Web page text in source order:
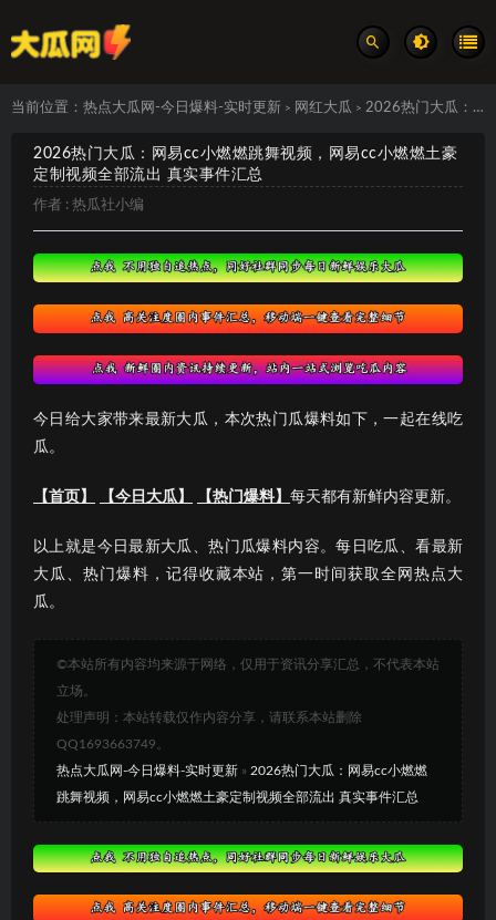
当前位置： 热点大瓜网-今日爆料-实时更新 > 网红大瓜 > 2026热门大瓜：网易cc小燃燃跳舞视频，网易cc小燃燃土豪定制视频全部流出 真实事件汇总
2026热门大瓜：网易cc小燃燃跳舞视频，网易cc小燃燃土豪
定制视频全部流出 真实事件汇总
作者 : 热瓜社小编
今日给大家带来最新大瓜，本次热门瓜爆料如下，一起在线吃
瓜。
【首页】 【今日大瓜】 【热门爆料】 每天都有新鲜内容更新。
以上就是今日最新大瓜、热门瓜爆料内容。每日吃瓜、看最新
大瓜、热门爆料，记得收藏本站，第一时间获取全网热点大
瓜。
©本站所有内容均来源于网络，仅用于资讯分享汇总，不代表本站
立场。
处理声明：本站转载仅作内容分享，请联系本站删除
QQ1693663749。
热点大瓜网-今日爆料-实时更新 » 2026热门大瓜：网易cc小燃燃
跳舞视频，网易cc小燃燃土豪定制视频全部流出 真实事件汇总